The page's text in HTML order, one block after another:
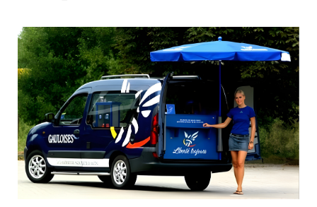
AZIENDA
SOLUZIONI
MEDIA
NEWSLETTER
CONTATTI
L'ESPERTO RISPONDE